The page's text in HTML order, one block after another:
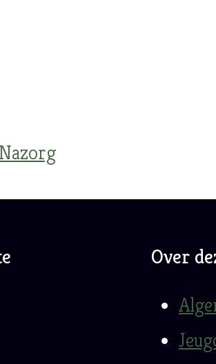
Over